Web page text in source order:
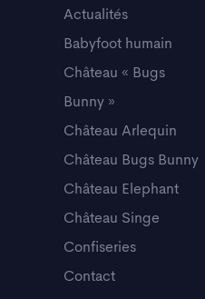
Actualités
Babyfoot humain
Château « Bugs
Bunny »
Château Arlequin
Château Bugs Bunny
Château Elephant
Château Singe
Confiseries
Contact